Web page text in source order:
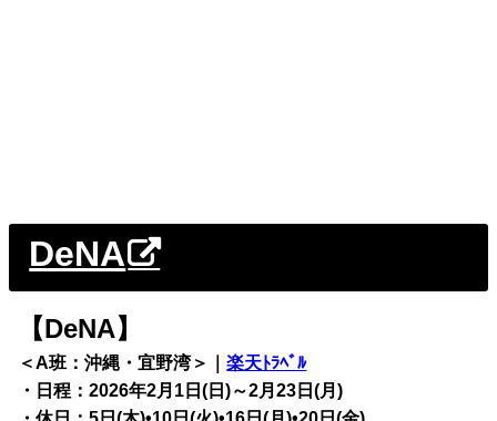
DeNA
【DeNA】
＜A班：沖縄・宜野湾＞｜楽天ﾄﾗﾍﾞﾙ
・日程：2026年2月1日(日)～2月23日(月)